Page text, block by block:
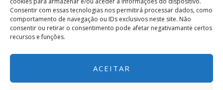
Consentir com essas tecnologias nos permitirá processar dados, como
comportamento de navegação ou IDs exclusivos neste site. Não
consentir ou retirar o consentimento pode afetar negativamante certos
recursos e funções.
ACEITAR